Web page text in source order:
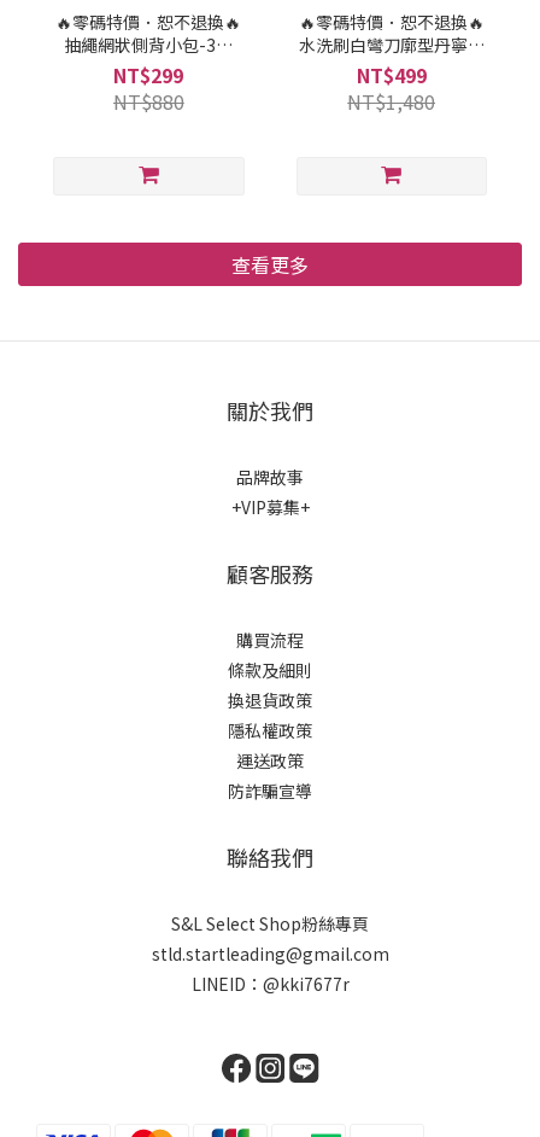
🔥零碼特價．恕不退換🔥
抽繩網狀側背小包-3色
B037
NT$299
NT$880
🔥零碼特價．恕不退換🔥
水洗刷白彎刀廓型丹寧褲
PL5501
NT$499
NT$1,480
查看更多
關於我們
品牌故事
+VIP募集+
顧客服務
購買流程
條款及細則
換退貨政策
隱私權政策
運送政策
防詐騙宣導
聯絡我們
S&L Select Shop粉絲專頁
stld.startleading@gmail.com
LINEID： @kki7677r